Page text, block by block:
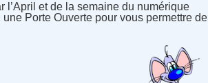
l’April et de la semaine du numérique
Porte Ouverte pour vous permettre de